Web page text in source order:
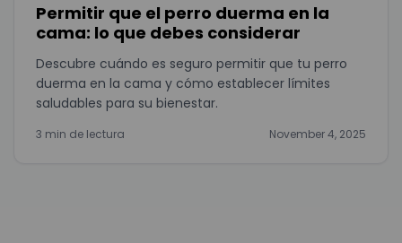
Permitir que el perro duerma en la
cama: lo que debes considerar
Descubre cuándo es seguro permitir que tu perro
duerma en la cama y cómo establecer límites
saludables para su bienestar.
3 min de lectura November 4, 2025